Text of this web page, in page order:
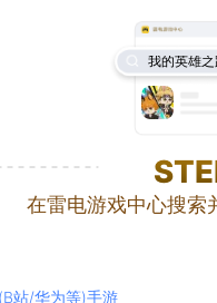
我的英雄之
在雷电游戏中心搜索
站/华为等)手游